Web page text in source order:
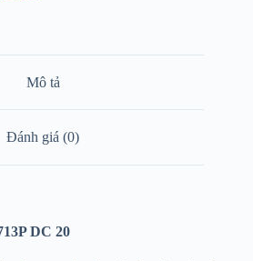
Mô tả
Đánh giá (0)
DC 20